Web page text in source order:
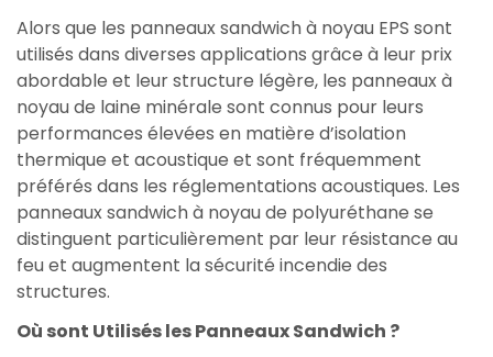
Alors que les panneaux sandwich à noyau EPS sont
utilisés dans diverses applications grâce à leur prix
abordable et leur structure légère, les panneaux à
noyau de laine minérale sont connus pour leurs
performances élevées en matière d’isolation
thermique et acoustique et sont fréquemment
préférés dans les réglementations acoustiques. Les
panneaux sandwich à noyau de polyuréthane se
distinguent particulièrement par leur résistance au
feu et augmentent la sécurité incendie des
structures.
Où sont Utilisés les Panneaux Sandwich ?